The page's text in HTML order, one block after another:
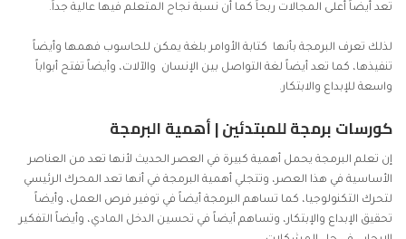
تعد أيضاً أعلى المجالات ربحاً كما أن نسبة نجاح المتعلم فيها عالية جداً.
لذلك تعرف البرمجة بأنها كتابة الأوامر بلغة يمكن للحاسوب فهمها وأيضاً
تنفيذها، كما تعد أيضاً لغة التواصل بين الإنسان والآلات، وأيضاً تفتح أبواباً
واسعة للإبداع والابتكار.
كورسات برمجة للمبتدئين | أهمية البرمجة
إن تعلم البرمجة يحمل أهمية كبيرة في العصر الحديث لأنها تعد من العناصر
الأساسية في هذا العصر، وتتجلي أهمية البرمجة في أنها تعد المحرك الرئيسي
لتحرك التكنولوجيا، كما تساهم البرمجة أيضاً في توفير فرص العمل، وأيضاً
تحقيق الإبداع والإبتكار، وتساهم أيضاً في تحسين الدخل المادي، وأيضاً التفكير